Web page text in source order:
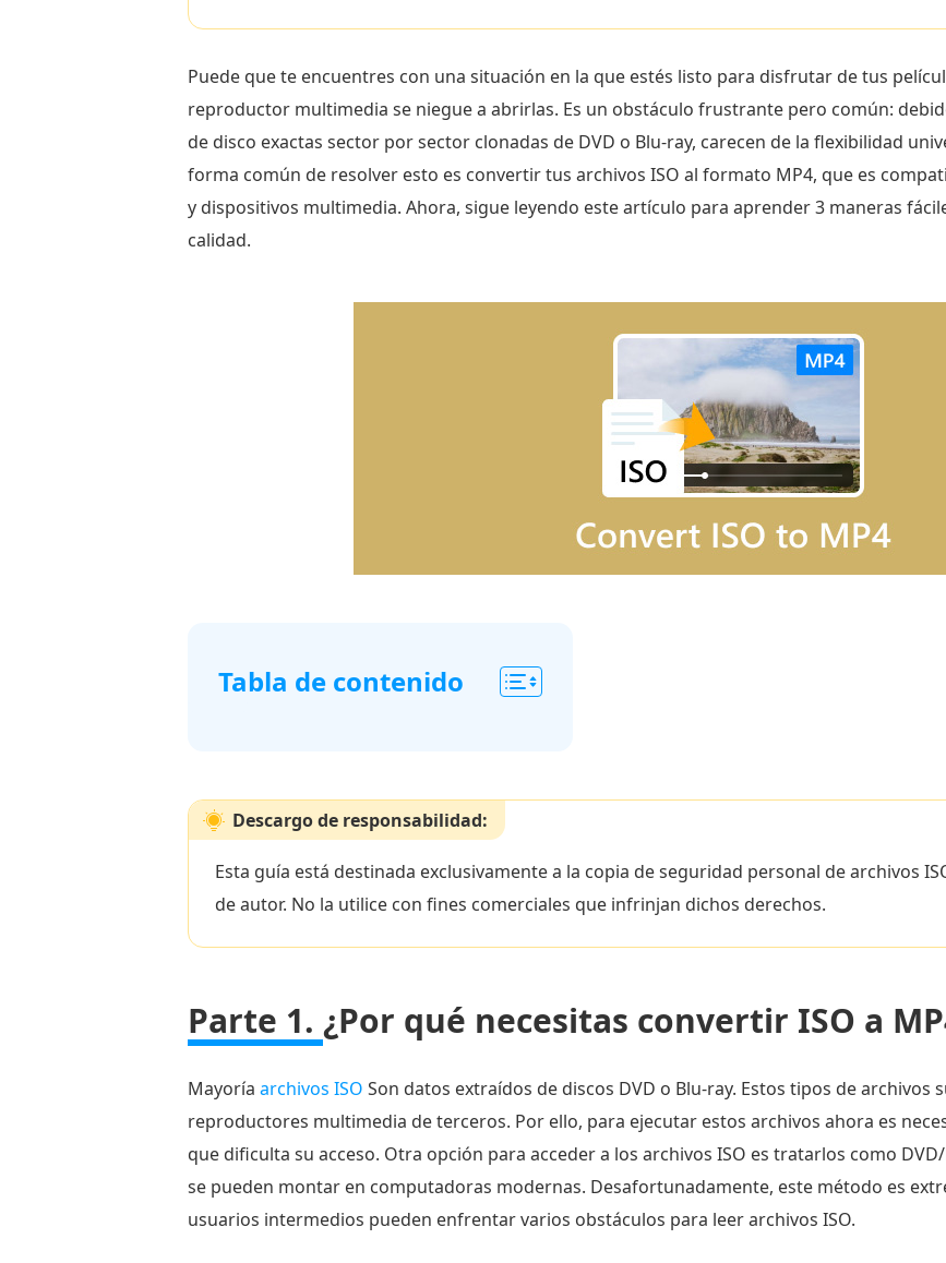
Puede que te encuentres con una situación en la que estés listo para disfrutar de tus
reproductor multimedia se niegue a abrirlas. Es un obstáculo frustrante pero común:
de disco exactas sector por sector clonadas de DVD o Blu-ray, carecen de la flexibilidad
forma común de resolver esto es convertir tus archivos ISO al formato MP4, que es
y dispositivos multimedia. Ahora, sigue leyendo este artículo para aprender 3 maneras
calidad.
Tabla de contenido
¿Por
qué
convertir
ISO
a
Parte
2.
¿Cuál
mejor
manera
de
Descargo de responsabilidad:
Esta guía está destinada exclusivamente a la copia de seguridad personal de archivos
de autor. No la utilice con fines comerciales que infrinjan dichos derechos.
Parte 1. ¿Por qué necesitas convertir ISO a
Mayoría archivos ISO Son datos extraídos de discos DVD o Blu-ray. Estos tipos de archivos
reproductores multimedia de terceros. Por ello, para ejecutar estos archivos ahora es
que dificulta su acceso. Otra opción para acceder a los archivos ISO es tratarlos como
se pueden montar en computadoras modernas. Desafortunadamente, este método es
usuarios intermedios pueden enfrentar varios obstáculos para leer archivos ISO.